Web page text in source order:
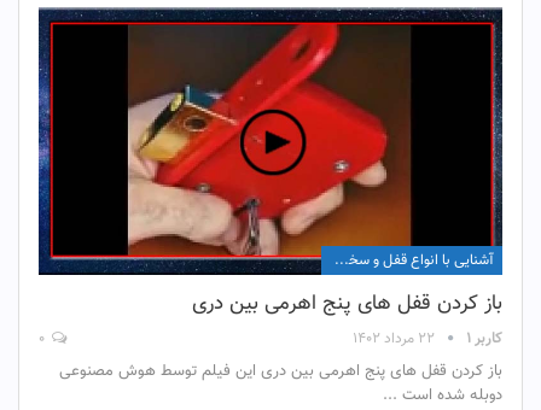
آشنایی با انواع قفل و سخت افزار آن
باز کردن قفل های پنج اهرمی بین دری
کاربر ۱ ۲۲ مرداد ۱۴۰۲
باز کردن قفل های پنج اهرمی بین دری این فیلم توسط هوش مصنوعی
دوبله شده است ...